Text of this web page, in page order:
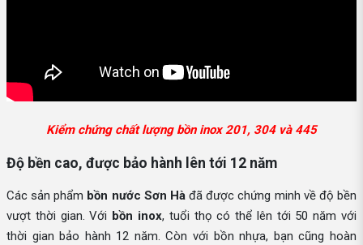
Kiểm chứng chất lượng bồn inox 201, 304 và 445
Độ bền cao, được bảo hành lên tới 12 năm
Các sản phẩm bồn nước Sơn Hàđã được chứng minh về độ bền
vượt thời gian. Với bồn inox, tuổi thọ có thể lên tới 50 năm với
thời gian bảo hành 12 năm. Còn với bồn nhựa, bạn cũng hoàn